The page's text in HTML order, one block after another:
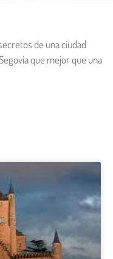
de una ciudad
que mejor que una